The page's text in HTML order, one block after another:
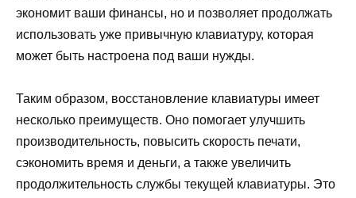
экономит ваши финансы, но и позволяет продолжать
использовать уже привычную клавиатуру, которая
может быть настроена под ваши нужды.
Таким образом, восстановление клавиатуры имеет
несколько преимуществ. Оно помогает улучшить
производительность, повысить скорость печати,
сэкономить время и деньги, а также увеличить
продолжительность службы текущей клавиатуры. Это